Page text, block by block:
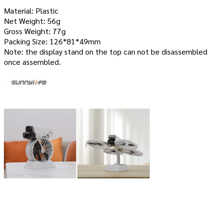
Material: Plastic
Net Weight: 56g
Gross Weight: 77g
Packing Size: 126*81*49mm
Note: the display stand on the top can not be disassembled
once assembled.